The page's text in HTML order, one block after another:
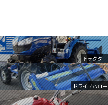
トラクター
ドライブハロー